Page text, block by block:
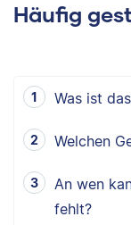
Häufig
Was ist
Welchen
An wen
fehlt?